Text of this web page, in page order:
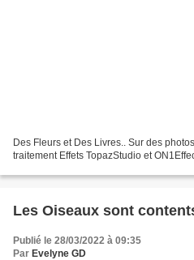
Des Fleurs et Des Livres.. Sur des
traitement Effets TopazStudio et
Les Oiseaux sont
Publié le 28/03/2022 à 09:35
Par Evelyne GD